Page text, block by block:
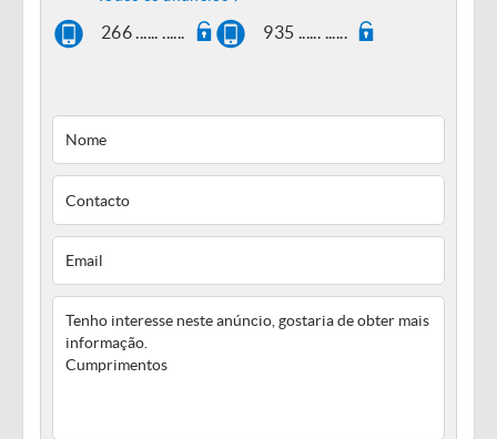
266 ...... ...... 935 ...... ......